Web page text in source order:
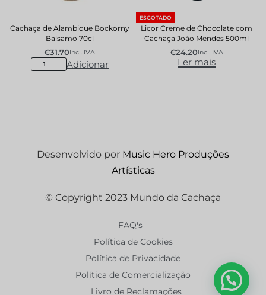
Cachaça de Alambique Bockorny
Balsamo 70cl
€31.70Incl. IVA
Adicionar
ESGOTADO
Licor Creme de Chocolate com
Cachaça João Mendes 500ml
€24.20Incl. IVA
Ler mais
Desenvolvido por Music Hero Produções
Artísticas
© Copyright 2023 Mundo da Cachaça
FAQ's
Política de Cookies
Política de Privacidade
Política de Comercialização
Livro de Reclamações